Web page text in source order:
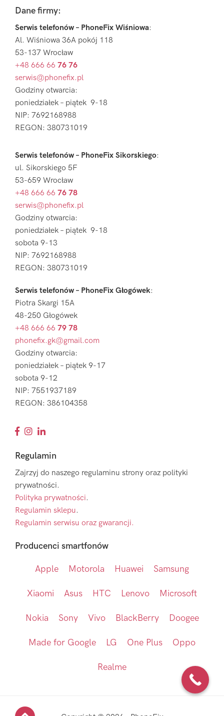
FooterDane firmy:
Serwis telefonów – PhoneFix Wiśniowa:
Al. Wiśniowa 36A pokój 118
53-137 Wrocław
+48 666 66 76 76
serwis@phonefix.pl
Godziny otwarcia:
poniedziałek – piątek 9-18
NIP: 7692168988
REGON: 380731019
Serwis telefonów – PhoneFix Sikorskiego:
ul. Sikorskiego 5F
53-659 Wrocław
+48 666 66 76 78
serwis@phonefix.pl
Godziny otwarcia:
poniedziałek – piątek 9-18
sobota 9-13
NIP: 7692168988
REGON: 380731019
Serwis telefonów – PhoneFix Głogówek:
Piotra Skargi 15A
48-250 Głogówek
+48 666 66 79 78
phonefix.gk@gmail.com
Godziny otwarcia:
poniedziałek – piątek 9-17
sobota 9-12
NIP: 7551937189
REGON: 386104358
Regulamin
Zajrzyj do naszego regulaminu strony oraz polityki
prywatności.
Polityka prywatności.
Regulamin sklepu.
Regulamin serwisu oraz gwarancji.
Producenci smartfonów
Apple Motorola Huawei Samsung
Xiaomi Asus HTC Lenovo Microsoft
Nokia Sony Vivo BlackBerry Doogee
Made for Google LG One Plus Oppo
Realme